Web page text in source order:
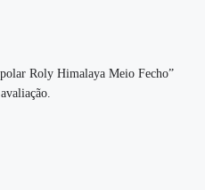
Roly Himalaya Meio Fecho”